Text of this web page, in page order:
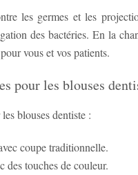
les germes et les
des bactéries. En la
vous et vos patients.
pour les blouses
blouses dentiste :
coupe traditionnelle.
des touches de couleur.